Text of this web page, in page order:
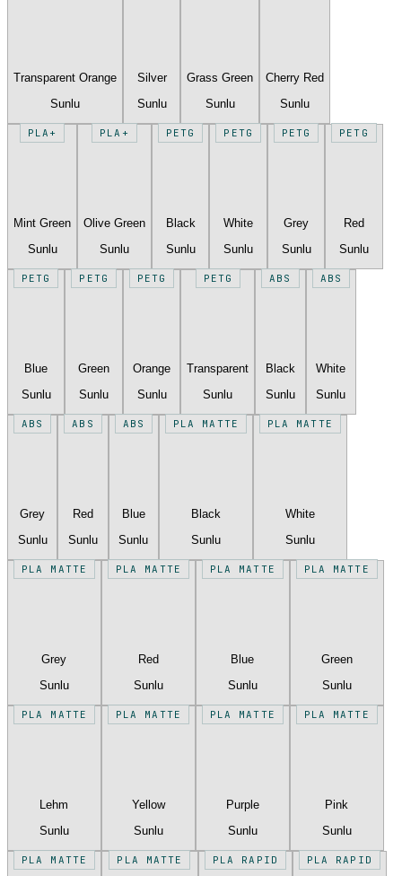
Transparent Orange
Sunlu
Silver
Sunlu
Grass Green
Sunlu
Cherry Red
Sunlu
PLA+
Mint Green
Sunlu
PLA+
Olive Green
Sunlu
PETG
Black
Sunlu
PETG
White
Sunlu
PETG
Grey
Sunlu
PETG
Red
Sunlu
PETG
Blue
Sunlu
PETG
Green
Sunlu
PETG
Orange
Sunlu
PETG
Transparent
Sunlu
ABS
Black
Sunlu
ABS
White
Sunlu
ABS
Grey
Sunlu
ABS
Red
Sunlu
ABS
Blue
Sunlu
PLA MATTE
Black
Sunlu
PLA MATTE
White
Sunlu
PLA MATTE
Grey
Sunlu
PLA MATTE
Red
Sunlu
PLA MATTE
Blue
Sunlu
PLA MATTE
Green
Sunlu
PLA MATTE
Lehm
Sunlu
PLA MATTE
Yellow
Sunlu
PLA MATTE
Purple
Sunlu
PLA MATTE
Pink
Sunlu
PLA MATTE PLA MATTE PLA RAPID PLA RAPID